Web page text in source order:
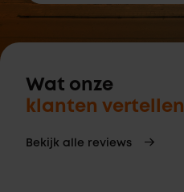
Wat onze
klanten vertellen
Bekijk alle reviews